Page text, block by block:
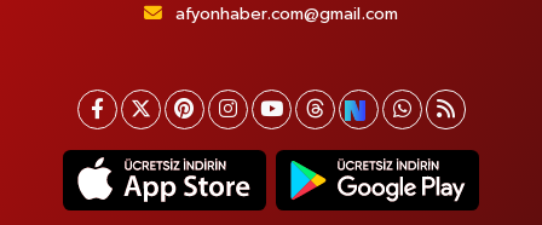
afyonhaber.com@gmail.com